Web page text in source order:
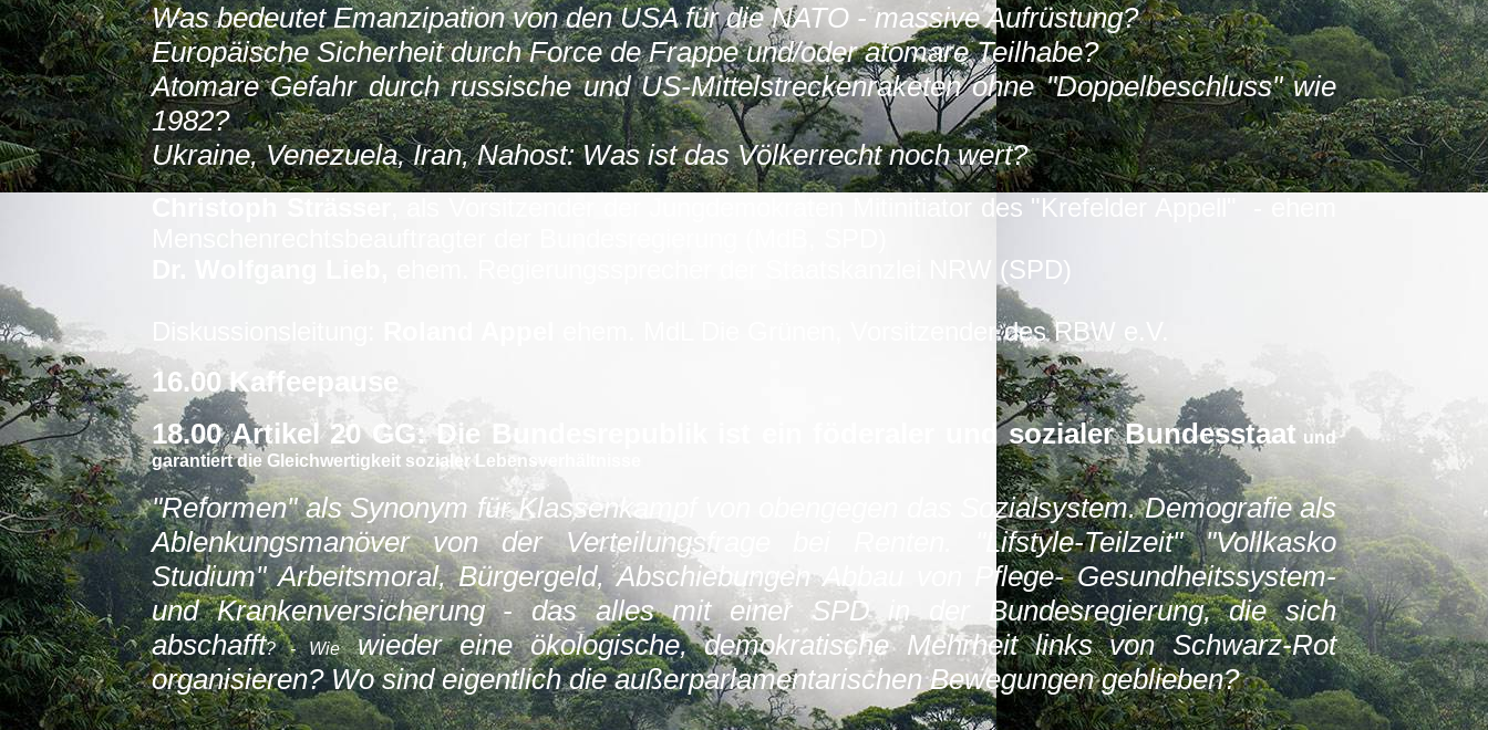
Was bedeutet Emanzipation von den USA für die NATO - massive Aufrüstung?
Europäische Sicherheit durch Force de Frappe und/oder atomare Teilhabe?
Atomare Gefahr durch russische und US-Mittelstreckenraketen ohne "Doppelbeschluss" wie
1982?
Ukraine, Venezuela, Iran, Nahost: Was ist das Völkerrecht noch wert?
als Vorsitzender der Jungdemokraten Mitinitiator des "Krefelder Appell" -
ehem. Regierungssprecher der Staatskanzlei NRW (SPD)
ehem. MdL Die Grünen, Vorsitzender des RBW e.V.
16.00 Kaffeepause
18.00 Artikel 20 GG: Die Bundesrepublik ist ein föderaler und sozialer Bundesstaat und
garantiert die Gleichwertigkeit sozialer Lebensverhältnisse
"Reformen" als Synonym für Klassenkampf von obengegen das Sozialsystem. Demografie als
Ablenkungsmanöver von der Verteilungsfrage bei Renten. "Lifstyle-Teilzeit" "Vollkasko
Studium" Arbeitsmoral, Bürgergeld, Abschiebungen Abbau von Pflege- Gesundheitssystem-
und Krankenversicherung - das alles mit einer SPD in der Bundesregierung, die sich
abschafft? - Wiewieder eine ökologische, demokratische Mehrheit links von Schwarz-Rot
organisieren? Wo sind eigentlich die außerparlamentarischen Bewegungen geblieben?